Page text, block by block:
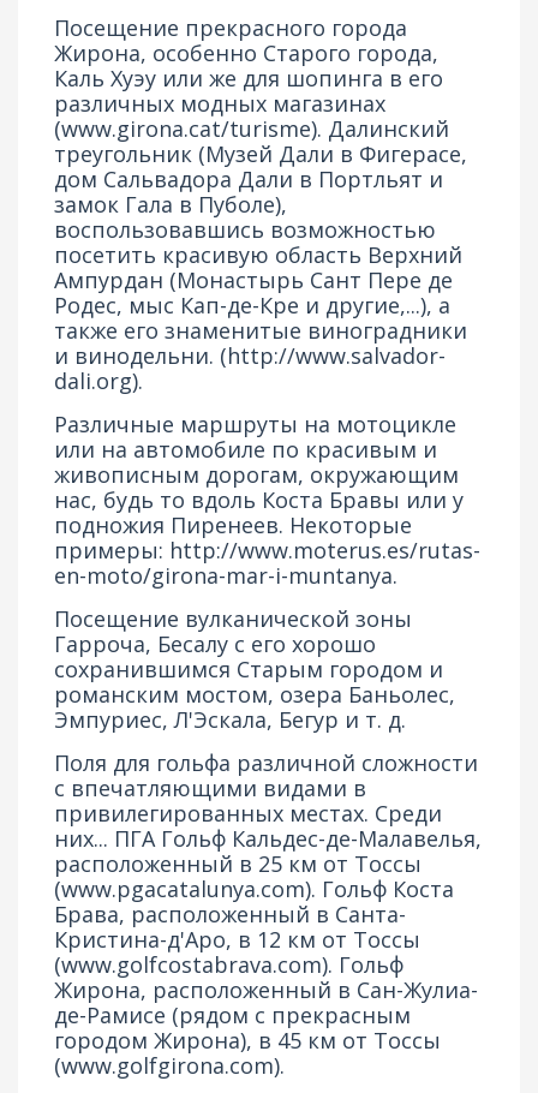
Посещение прекрасного города
Жирона, особенно Старого города,
Каль Хуэу или же для шопинга в его
различных модных магазинах
(www.girona.cat/turisme). Далинский
треугольник (Музей Дали в Фигерасе,
дом Сальвадора Дали в Портльят и
замок Гала в Пуболе),
воспользовавшись возможностью
посетить красивую область Верхний
Ампурдан (Монастырь Сант Пере де
Родес, мыс Кап-де-Кре и другие,...), а
также его знаменитые виноградники
и винодельни. (http://www.salvador-
dali.org).
Различные маршруты на мотоцикле
или на автомобиле по красивым и
живописным дорогам, окружающим
нас, будь то вдоль Коста Бравы или у
подножия Пиренеев. Некоторые
примеры: http://www.moterus.es/rutas-
en-moto/girona-mar-i-muntanya.
Посещение вулканической зоны
Гарроча, Бесалу с его хорошо
сохранившимся Старым городом и
романским мостом, озера Баньолес,
Эмпуриес, Л'Эскала, Бегур и т. д.
Поля для гольфа различной сложности
с впечатляющими видами в
привилегированных местах. Среди
них... ПГА Гольф Кальдес-де-Малавелья,
расположенный в 25 км от Тоссы
(www.pgacatalunya.com). Гольф Коста
Брава, расположенный в Санта-
Кристина-д'Аро, в 12 км от Тоссы
(www.golfcostabrava.com). Гольф
Жирона, расположенный в Сан-Жулиа-
де-Рамисе (рядом с прекрасным
городом Жирона), в 45 км от Тоссы
(www.golfgirona.com).